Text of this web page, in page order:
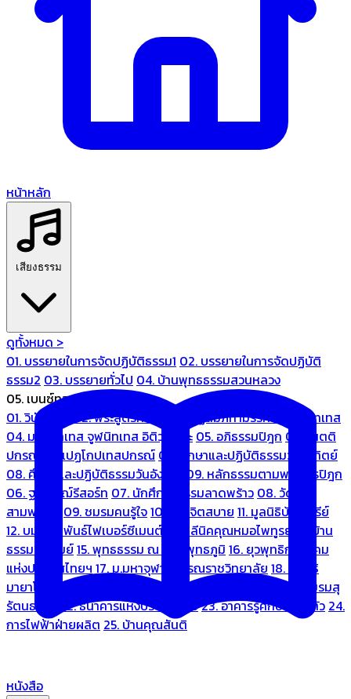
หน้าหลัก
เสียงธรรม
ดูทั้งหมด >
01. บรรยายในการจัดปฏิบัติธรรม1 02. บรรยายในการจัดปฏิบัติ
ธรรม2 03. บรรยายทั่วไป 04. บ้านพุทธธรรมสวนหลวง
05. เบนซ์ทองหล่อ
01. วินัยปิฎก
02. พระสูตรศึกษา
03. ปฏิสัมภิทามรรคและจูฬนิทเทส
04. มหานิทเทส จูฬนิทเทส อิติวุตตกะ 05. อภิธรรมปิฎก 06. เนตติ
ปกรณ์ และเปฏโกปเทสปกรณ์ 07. ศึกษาและปฏิบัติธรรมวันอาทิตย์
08. ศึกษาและปฏิบัติธรรมวันอังคาร
09. หลักธรรมตามพระไตรปิฎก
06. ฐณิชาฌ์รีสอร์ท 07. นักศึกษาธรรมลาดพร้าว 08. วัด
สามพระยา
09. ชมรมคนรู้ใจ10. บ้านจิตสบาย 11. มูลนิธิบ้านอารีย์
12. บมจ.มหพันธ์ไฟเบอร์ซีเมนต์
13. คลีนิคคุณหมอไพทูรย์
14. บ้าน
ธรรมะรื่นรมย์15. พุทธธรรม ณ แดนพุทธภูมิ 16. ยุวพุทธิกสมาคม
แห่งประเทศไทยฯ 17. ม.มหาจุฬาลงกรณราชวิทยาลัย 18. มูลนิธิ
มายาโคตมี
19. ariya wellness center
21. ชมรมสุ
รัตนธรรม
22. ธนาคารแห่งประเทศไทย23. อาคารรู้ศึกษารู้สึกตัว 24.
การไฟฟ้าฝ่ายผลิต 25. บ้านคุณสันติ
หนังสือ